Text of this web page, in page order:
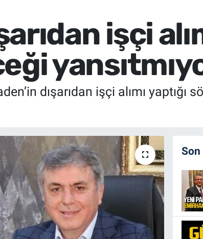
işçi
dışarıdan işçi alımı yaptığı